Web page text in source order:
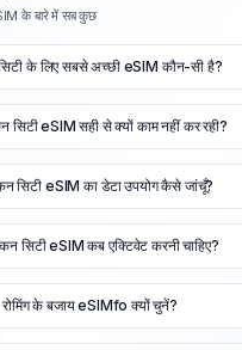
के बारे में सब कुछ
के लिए सबसे अच्छी eSIM कौन-सी है?
सिटी eSIM सही से क्यों काम नहीं कर रही?
सिटी eSIM का डेटा उपयोग कैसे जांचूँ?
सिटी eSIM कब एक्टिवेट करनी चाहिए?
रोमिंग के बजाय eSIMfo क्यों चुनें?